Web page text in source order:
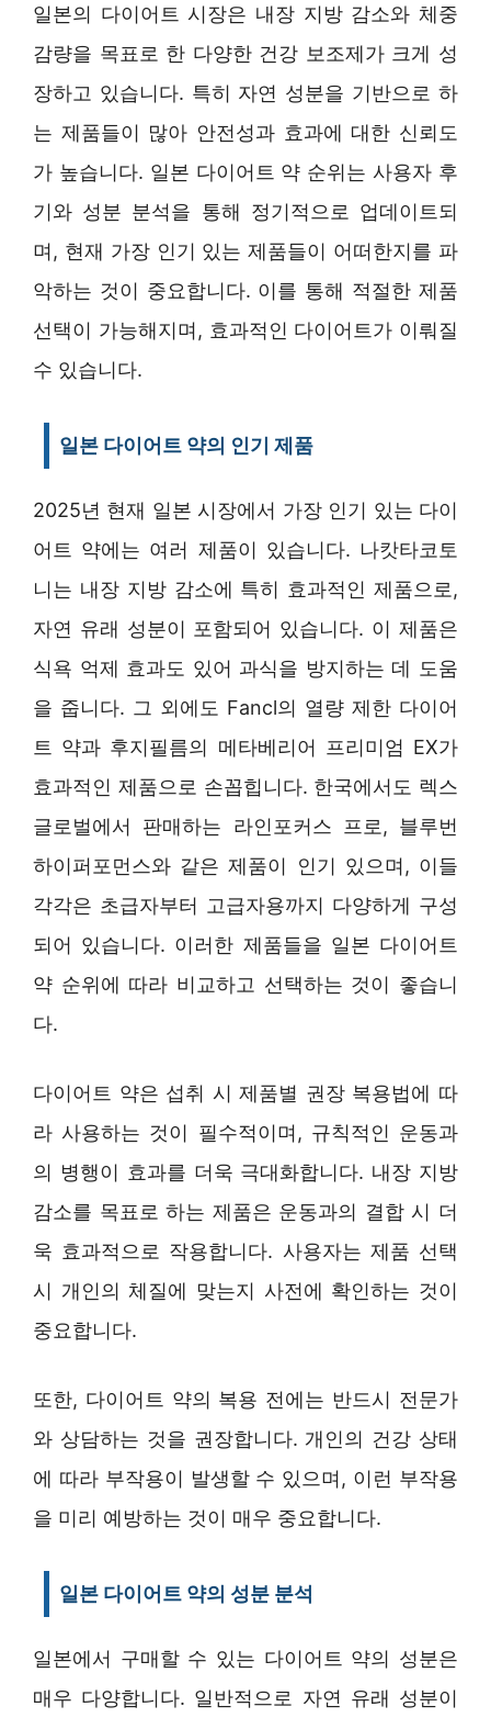
일본의 다이어트 시장은 내장 지방 감소와 체중
감량을 목표로 한 다양한 건강 보조제가 크게 성
장하고 있습니다. 특히 자연 성분을 기반으로 하
는 제품들이 많아 안전성과 효과에 대한 신뢰도
가 높습니다. 일본 다이어트 약 순위는 사용자 후
기와 성분 분석을 통해 정기적으로 업데이트되
며, 현재 가장 인기 있는 제품들이 어떠한지를 파
악하는 것이 중요합니다. 이를 통해 적절한 제품
선택이 가능해지며, 효과적인 다이어트가 이뤄질
수 있습니다.
일본 다이어트 약의 인기 제품
2025년 현재 일본 시장에서 가장 인기 있는 다이
어트 약에는 여러 제품이 있습니다. 나캇타코토
니는 내장 지방 감소에 특히 효과적인 제품으로,
자연 유래 성분이 포함되어 있습니다. 이 제품은
식욕 억제 효과도 있어 과식을 방지하는 데 도움
을 줍니다. 그 외에도 Fancl의 열량 제한 다이어
트 약과 후지필름의 메타베리어 프리미엄 EX가
효과적인 제품으로 손꼽힙니다. 한국에서도 렉스
글로벌에서 판매하는 라인포커스 프로, 블루번
하이퍼포먼스와 같은 제품이 인기 있으며, 이들
각각은 초급자부터 고급자용까지 다양하게 구성
되어 있습니다. 이러한 제품들을 일본 다이어트
약 순위에 따라 비교하고 선택하는 것이 좋습니
다.
다이어트 약은 섭취 시 제품별 권장 복용법에 따
라 사용하는 것이 필수적이며, 규칙적인 운동과
의 병행이 효과를 더욱 극대화합니다. 내장 지방
감소를 목표로 하는 제품은 운동과의 결합 시 더
욱 효과적으로 작용합니다. 사용자는 제품 선택
시 개인의 체질에 맞는지 사전에 확인하는 것이
중요합니다.
또한, 다이어트 약의 복용 전에는 반드시 전문가
와 상담하는 것을 권장합니다. 개인의 건강 상태
에 따라 부작용이 발생할 수 있으며, 이런 부작용
을 미리 예방하는 것이 매우 중요합니다.
일본 다이어트 약의 성분 분석
일본에서 구매할 수 있는 다이어트 약의 성분은
매우 다양합니다. 일반적으로 자연 유래 성분이